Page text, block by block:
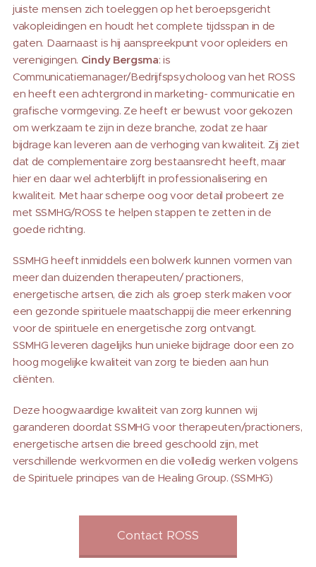
juiste mensen zich toeleggen op het beroepsgericht
vakopleidingen en houdt het complete tijdsspan in de
gaten. Daarnaast is hij aanspreekpunt voor opleiders en
verenigingen. Cindy Bergsma: is
Communicatiemanager/Bedrijfspsycholoog van het ROSS
en heeft een achtergrond in marketing- communicatie en
grafische vormgeving. Ze heeft er bewust voor gekozen
om werkzaam te zijn in deze branche, zodat ze haar
bijdrage kan leveren aan de verhoging van kwaliteit. Zij ziet
dat de complementaire zorg bestaansrecht heeft, maar
hier en daar wel achterblijft in professionalisering en
kwaliteit. Met haar scherpe oog voor detail probeert ze
met SSMHG/ROSS te helpen stappen te zetten in de
goede richting.
SSMHG heeft inmiddels een bolwerk kunnen vormen van
meer dan duizenden therapeuten/ practioners,
energetische artsen, die zich als groep sterk maken voor
een gezonde spirituele maatschappij die meer erkenning
voor de spirituele en energetische zorg ontvangt.
SSMHG leveren dagelijks hun unieke bijdrage door een zo
hoog mogelijke kwaliteit van zorg te bieden aan hun
cliënten.
Deze hoogwaardige kwaliteit van zorg kunnen wij
garanderen doordat SSMHG voor therapeuten/practioners,
energetische artsen die breed geschoold zijn, met
verschillende werkvormen en die volledig werken volgens
de Spirituele principes van de Healing Group. (SSMHG)
Contact ROSS